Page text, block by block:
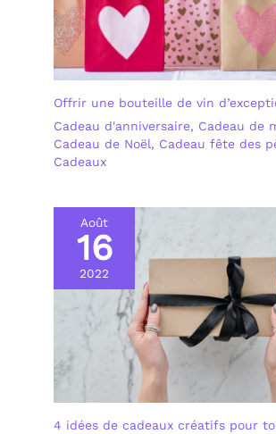
Offrir une bouteille de vin
Cadeau d'anniversaire, Cadeau de
Cadeau de Noël, Cadeau fête des
Cadeaux
Août
16
2022
4 idées de cadeaux créatifs pour